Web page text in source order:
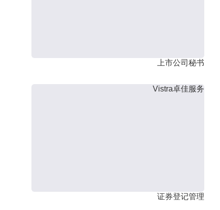
上市公司秘书
Vistra卓佳服务
证券登记管理